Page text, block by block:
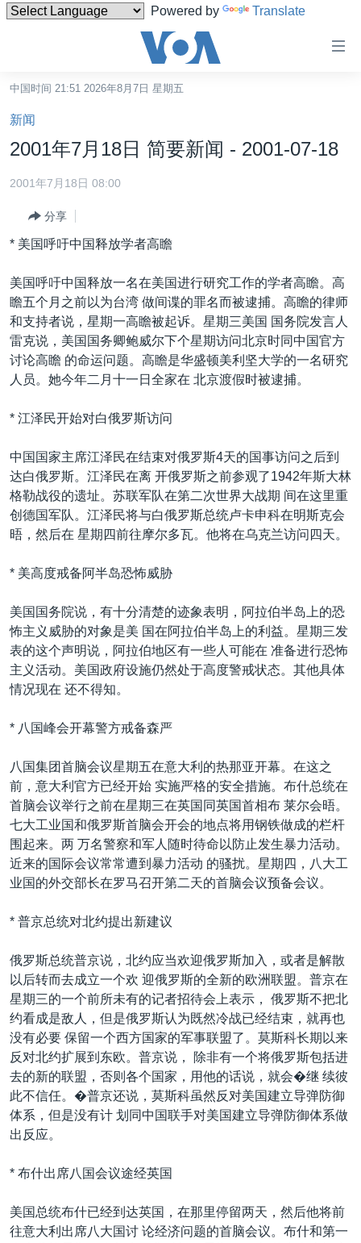
Powered by Translate
碍
链
跳
转
容
转
到
导
航
跳
到
检
港澳
国际
最新国际新闻
印太
中东
欧洲
美洲
全球议题
分类新闻
经济·金融·贸易
人权·法律·宗教
科教·文娱·体健
劳工
环境
美中关系
热点专题
白宫要闻
美中关系
美国建国250周年
埃博拉疫情
美国之音专访
重要讲话与声明
台海两岸关系
关注西藏
关注新疆
GEN Z 看美国
VOA视频
中文广播
关注我们
其他语言网站
中国时间 21:51 2026年8月7日 星期五
新闻
2001年7月18日 简要新闻 - 2001-07-18
2001年7月18日 08:00
分享
* 美国呼吁中国释放学者高瞻
美国呼吁中国释放一名在美国进行研究工作的学者高瞻。高
瞻五个月之前以为台湾 做间谍的罪名而被逮捕。高瞻的律师
和支持者说，星期一高瞻被起诉。星期三美国 国务院发言人
雷克说，美国国务卿鲍威尔下个星期访问北京时同中国官方
讨论高瞻 的命运问题。高瞻是华盛顿美利坚大学的一名研究
人员。她今年二月十一日全家在 北京渡假时被逮捕。
* 江泽民开始对白俄罗斯访问
中国国家主席江泽民在结束对俄罗斯4天的国事访问之后到
达白俄罗斯。江泽民在离 开俄罗斯之前参观了1942年斯大林
格勒战役的遗址。苏联军队在第二次世界大战期 间在这里重
创德国军队。江泽民将与白俄罗斯总统卢卡申科在明斯克会
晤，然后在 星期四前往摩尔多瓦。他将在乌克兰访问四天。
* 美高度戒备阿半岛恐怖威胁
美国国务院说，有十分清楚的迹象表明，阿拉伯半岛上的恐
怖主义威胁的对象是美 国在阿拉伯半岛上的利益。星期三发
表的这个声明说，阿拉伯地区有一些人可能在 准备进行恐怖
主义活动。美国政府设施仍然处于高度警戒状态。其他具体
情况现在 还不得知。
* 八国峰会开幕警方戒备森严
八国集团首脑会议星期五在意大利的热那亚开幕。在这之
前，意大利官方已经开始 实施严格的安全措施。布什总统在
首脑会议举行之前在星期三在英国同英国首相布 莱尔会晤。
七大工业国和俄罗斯首脑会开会的地点将用钢铁做成的栏杆
围起来。两 万名警察和军人随时待命以防止发生暴力活动。
近来的国际会议常常遭到暴力活动 的骚扰。星期四，八大工
业国的外交部长在罗马召开第二天的首脑会议预备会议。
* 普京总统对北约提出新建议
俄罗斯总统普京说，北约应当欢迎俄罗斯加入，或者是解散
以后转而去成立一个欢 迎俄罗斯的全新的欧洲联盟。普京在
星期三的一个前所未有的记者招待会上表示， 俄罗斯不把北
约看成是敌人，但是俄罗斯认为既然冷战已经结束，就再也
没有必要 保留一个西方国家的军事联盟了。莫斯科长期以来
反对北约扩展到东欧。普京说， 除非有一个将俄罗斯包括进
去的新的联盟，否则各个国家，用他的话说，就会�继 续彼
此不信任。�普京还说，莫斯科虽然反对美国建立导弹防御
体系，但是没有计 划同中国联手对美国建立导弹防御体系做
出反应。
* 布什出席八国会议途经英国
美国总统布什已经到达英国，在那里停留两天，然后他将前
往意大利出席八大国讨 论经济问题的首脑会议。布什和第一